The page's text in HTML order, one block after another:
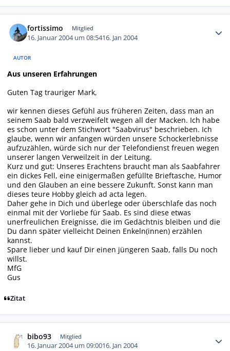
fortissimo Mitglied
16. Januar 2004 um 08:5416. Jan 2004
AUTOR
Aus unseren Erfahrungen
Guten Tag trauriger Mark,
wir kennen dieses Gefühl aus früheren Zeiten, dass man an
seinem Saab bald verzweifelt wegen all der Macken. Ich habe
es schon unter dem Stichwort "Saabvirus" beschrieben. Ich
glaube, wenn wir anfangen würden unsere Schockerlebnisse
aufzuzählen, würde sich nur der Telefondienst freuen wegen
unserer langen Verweilzeit in der Leitung.
Kurz und gut: Unseres Erachtens braucht man als Saabfahrer
ein dickes Fell, eine einigermaßen gefüllte Brieftasche, Humor
und den Glauben an eine bessere Zukunft. Sonst kann man
dieses teure Hobby gleich ad acta legen.
Daher gehe in Dich und überlege oder überschlafe das noch
einmal mit der Vorliebe für Saab. Es sind diese etwas
unerfreulichen Ereignisse, die im Gedächtnis bleiben und die
Du dann später vielleicht Deinen Enkeln(innen) erzählen
kannst.
Spare lieber und kauf Dir einen jüngeren Saab, falls Du noch
willst.
MfG
Gus
Zitat
bibo93 Mitglied
16. Januar 2004 um 09:0016. Jan 2004